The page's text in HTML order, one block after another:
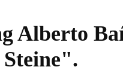
Alberto